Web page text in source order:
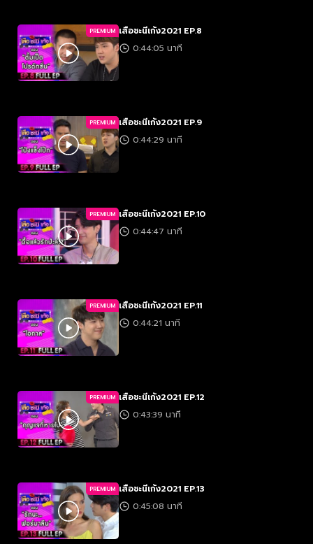
PREMIUM เสือชะนีเก้ง2021 EP.8
0:44:05 นาที
PREMIUM เสือชะนีเก้ง2021 EP.9
0:44:29 นาที
PREMIUM เสือชะนีเก้ง2021 EP.10
0:44:47 นาที
PREMIUM เสือชะนีเก้ง2021 EP.11
0:44:21 นาที
PREMIUM เสือชะนีเก้ง2021 EP.12
0:43:39 นาที
PREMIUM เสือชะนีเก้ง2021 EP.13
0:45:08 นาที